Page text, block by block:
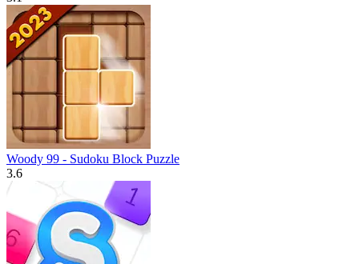
Woody 99 - Sudoku Block Puzzle
3.6